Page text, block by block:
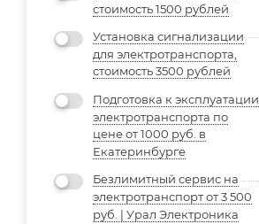
стоимость 1500 рублей
Установка сигнализации
для электротранспорта,
стоимость 3500 рублей
Подготовка к эксплуатации
электротранспорта по
цене от 1000 руб. в
Екатеринбурге
Безлимитный сервис на
электротранспорт от 3 500
руб. | Урал Электроника